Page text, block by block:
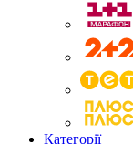
Категорії